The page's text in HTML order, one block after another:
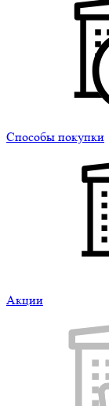
Способы покупки
Акции